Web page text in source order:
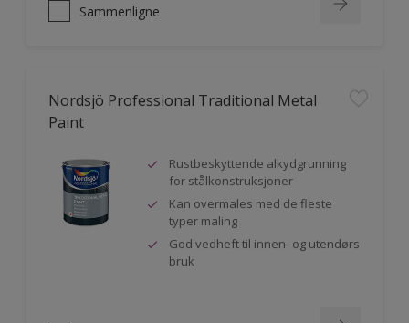
Sammenligne
Nordsjö Professional Traditional Metal
Paint
Rustbeskyttende alkydgrunning
for stålkonstruksjoner
Kan overmales med de fleste
typer maling
God vedheft til innen- og utendørs
bruk